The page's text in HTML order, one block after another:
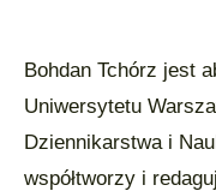
Bohdan Tchórz jest
Uniwersytetu
Dziennikarstwa i
współtworzy i